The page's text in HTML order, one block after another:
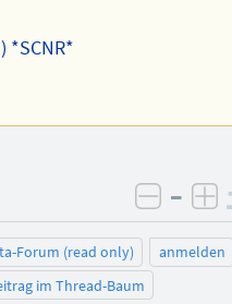
*SCNR*
–
Forum (read only)
anmelden
im Thread-Baum